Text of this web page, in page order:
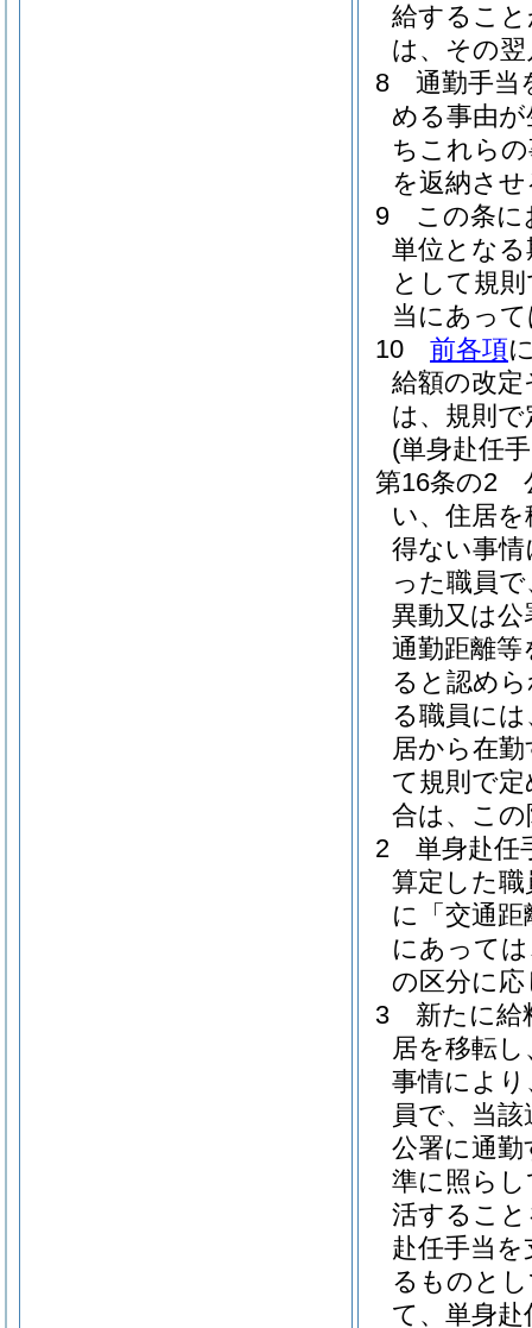
給するこ
は、その翌
8
通勤手当
める事由
ちこれら
を返納さ
9
この条に
単位とな
として規
当にあっ
10
前各項
給額の改
は、規則
(単身赴任
第16条の2
い、住居
得ない事
った職員
異動又は
通勤距離
ると認め
る職員に
居から在
て規則で
合は、こ
2
単身赴任
算定した
に「交通
にあって
の区分に
3
新たに給
居を移転
事情によ
員で、当
公署に通
準に照ら
活するこ
赴任手当
るものと
て、単身